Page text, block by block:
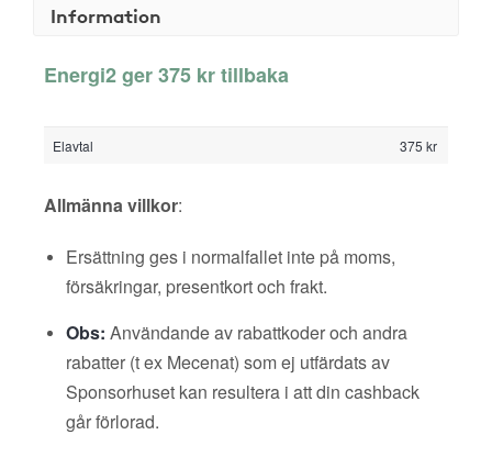
Information
Energi2 ger 375 kr tillbaka
Elavtal 375 kr
Allmänna villkor:
Ersättning ges i normalfallet inte på moms,
försäkringar, presentkort och frakt.
Obs: Användande av rabattkoder och andra
rabatter (t ex Mecenat) som ej utfärdats av
Sponsorhuset kan resultera i att din cashback
går förlorad.